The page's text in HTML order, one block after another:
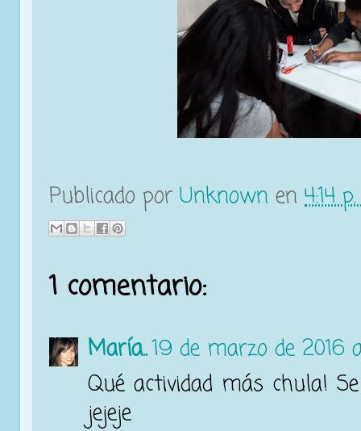
Publicado por Unknown en 4:14
1 comentario:
María..19 de marzo de 2016
Qué actividad más chula!
jejeje